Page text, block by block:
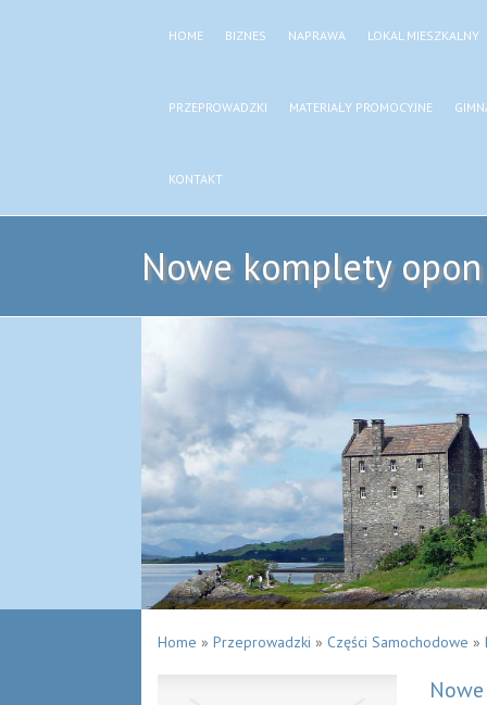
HOME BIZNES NAPRAWA LOKAL MIESZKALNY
PRZEPROWADZKI MATERIAŁY PROMOCYJNE
KONTAKT
Nowe komplety
Home » Przeprowadzki » Części Samochodowe »